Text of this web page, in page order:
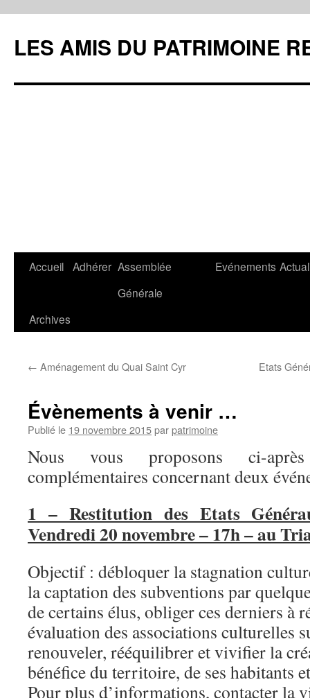
LES AMIS DU PATRIMOINE
Aller
contenu
Accueil Adhérer Assemblée
Générale
Evénements
Archives
← Aménagement du Quai Saint Cyr Etats
Évènements à venir …
Publié le 19 novembre 2015parpatrimoine
Nous vous proposons ci-
complémentaires concernant deux
1 – Restitution des Etats
Vendredi 20 novembre – 17h – au
Objectif : débloquer la stagnation
la captation des subventions par
de certains élus, obliger ces derniers à
évaluation des associations culturelles
renouveler, rééquilibrer et vivifier la
bénéfice du territoire, de ses habitants
Pour plus d’informations, contacter la